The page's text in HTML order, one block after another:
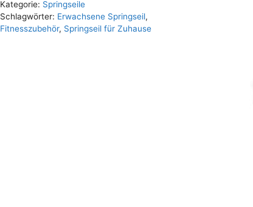
Kategorie: Springseile
Schlagwörter: Erwachsene Springseil,
Fitnesszubehör, Springseil für Zuhause